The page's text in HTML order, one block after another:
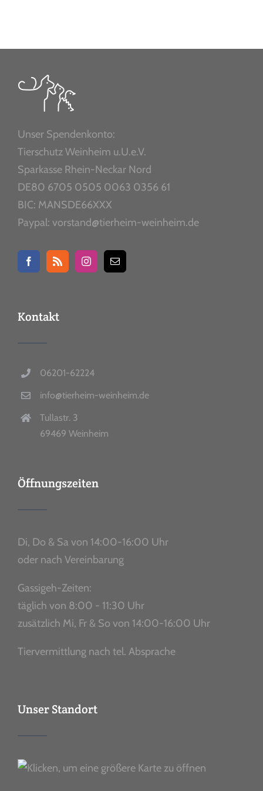
Unser Spendenkonto:
Tierschutz Weinheim u.U.e.V.
Sparkasse Rhein-Neckar Nord
DE80 6705 0505 0063 0356 61
BIC: MANSDE66XXX
Paypal: vorstand@tierheim-weinheim.de
Kontakt
06201-62224
info@tierheim-weinheim.de
Tullastr. 3
69469 Weinheim
Öffnungszeiten
Di, Do & Sa von 14:00-16:00 Uhr
oder nach Vereinbarung
Gassigeh-Zeiten:
täglich von 8:00 - 11:30 Uhr
zusätzlich Mi, Fr & So von 14:00-16:00 Uhr
Tiervermittlung nach tel. Absprache
Unser Standort